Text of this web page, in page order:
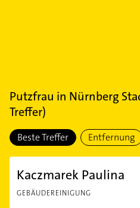
Putzfrau in Nürnberg
Treffer)
Beste Treffer Entfernung
Kaczmarek Paulina
GEBÄUDEREINIGUNG